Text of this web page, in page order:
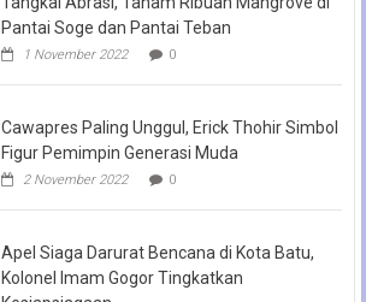
Pantai Soge dan Pantai Teban
1 November 2022 0
Cawapres Paling Unggul, Erick Thohir Simbol
Figur Pemimpin Generasi Muda
2 November 2022 0
Apel Siaga Darurat Bencana di Kota Batu,
Kolonel Imam Gogor Tingkatkan